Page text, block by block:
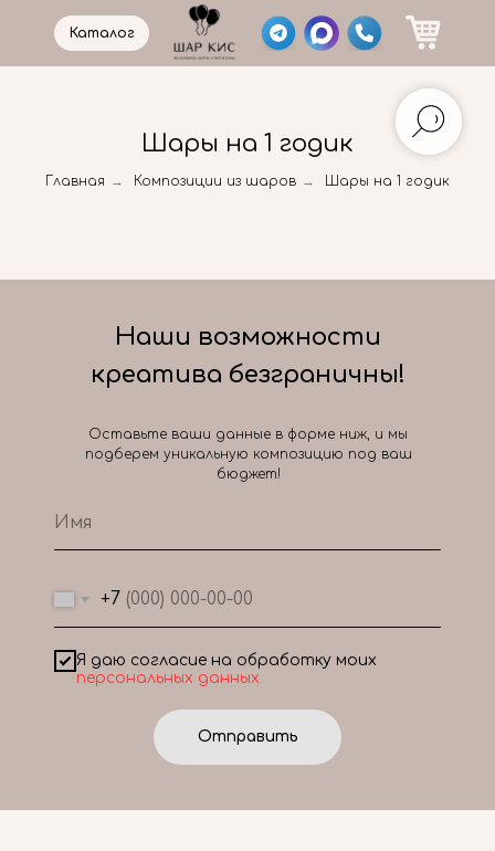
Каталог
Шары на 1 годик
Главная → Композиции из шаров → Шары на 1 годик
+7
Я даю согласие на обработку моих
персональных данных
Отправить
Наши возможности
креатива безграничны!
Оставьте ваши данные в форме ниж, и мы
подберем уникальную композицию под ваш
бюджет!